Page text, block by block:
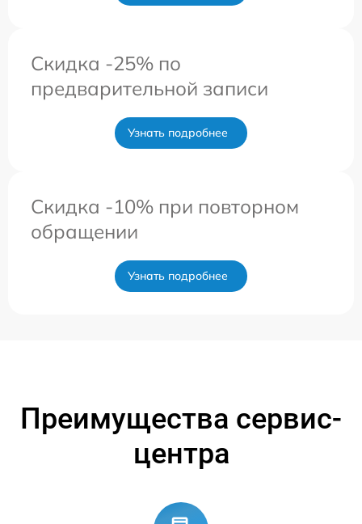
Скидка -25% по
предварительной записи
Узнать подробнее
Скидка -10% при повторном
обращении
Узнать подробнее
Преимущества сервис-
центра